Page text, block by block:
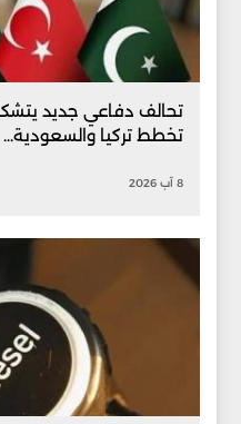
تحالف دفاعي جديد
تخطط تركيا والسعودية...
8 آب 2026